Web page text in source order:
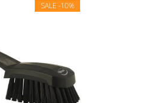
SALE -10%